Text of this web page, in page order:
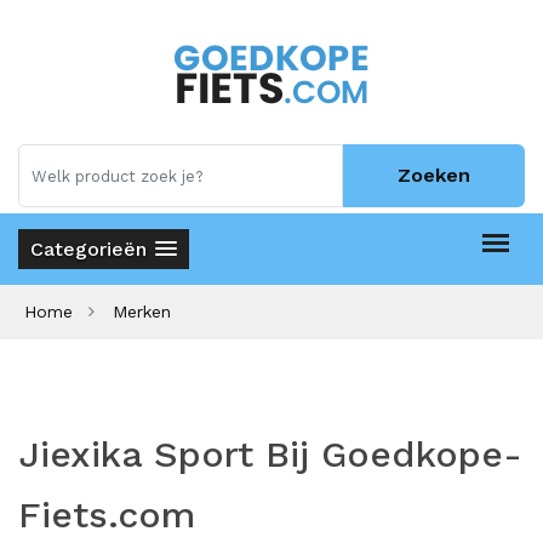
Zoeken
Categorieën
Home Merken
Jiexika Sport Bij Goedkope-
Fiets.com